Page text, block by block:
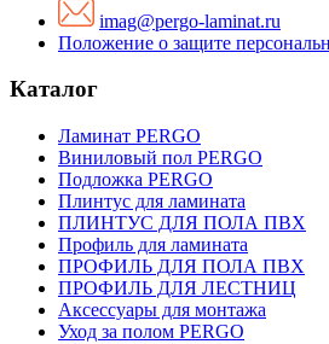
imag@pergo-laminat.ru
Положение о защите
Каталог
Ламинат PERGO
Виниловый пол PERGO
Подложка PERGO
Плинтус для ламината
ПЛИНТУС ДЛЯ ПОЛА ПВХ
Профиль для ламината
ПРОФИЛЬ ДЛЯ ПОЛА ПВХ
ПРОФИЛЬ ДЛЯ ЛЕСТНИЦ
Аксессуары для монтажа
Уход за полом PERGO